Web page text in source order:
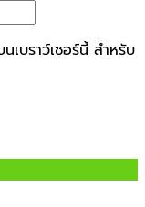
เบราว์เซอร์นี้ สำหรับ